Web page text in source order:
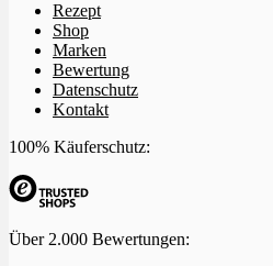
Rezept
Shop
Marken
Bewertung
Datenschutz
Kontakt
100% Käuferschutz:
Über 2.000 Bewertungen: